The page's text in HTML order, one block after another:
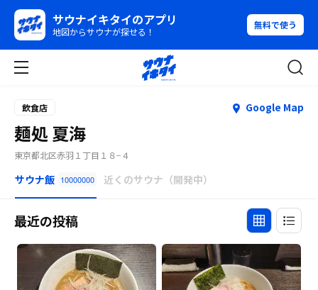
サウナイキタイのアプリ
地図からサウナが探せる！
無料で使う
飲食店 Google Map
麺処 夏海
東京都北区赤羽１丁目１８−４
サウナ飯 10000000 近くのサウナ（開発中）
最近の投稿